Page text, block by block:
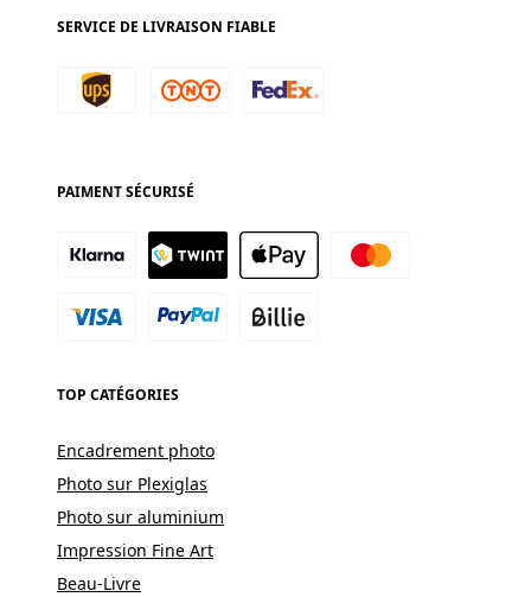
SERVICE DE LIVRAISON FIABLE
PAIMENT SÉCURISÉ
TOP CATÉGORIES
Encadrement photo
Photo sur Plexiglas
Photo sur aluminium
Impression Fine Art
Beau-Livre